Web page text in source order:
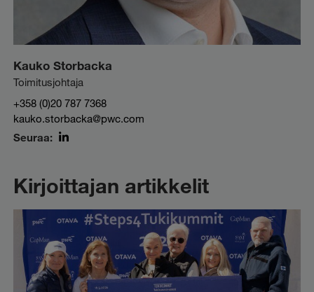
Kauko Storbacka
Toimitusjohtaja
+358 (0)20 787 7368
kauko.storbacka@pwc.com
Seuraa:
Kirjoittajan artikkelit